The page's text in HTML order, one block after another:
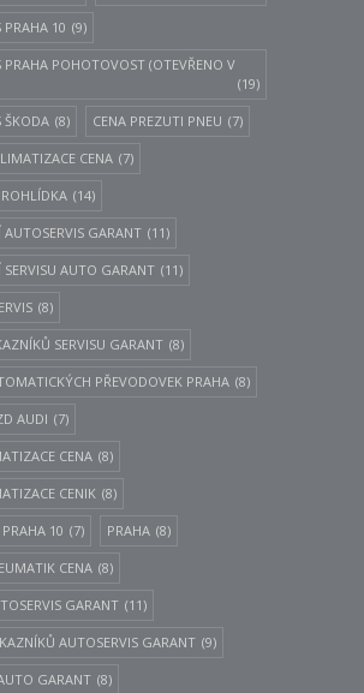
PRAHA 10 (9)
PRAHA POHOTOVOST (OTEVŘENO V
(19)
ŠKODA (8) CENA PREZUTI PNEU (7)
CENA (7)
(14)
GARANT (11)
AUTO GARANT (11)
(8)
SERVISU GARANT (8)
PŘEVODOVEK PRAHA (8)
AUDI (7)
CENA (8)
CENIK (8)
PRAHA 10 (7) PRAHA (8)
CENA (8)
GARANT (11)
AUTOSERVIS GARANT (9)
GARANT (8)